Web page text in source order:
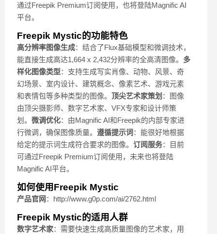
通过Freepik Premium订阅使用，也将登陆Magnific AI
平台。
Freepik Mystic的功能特色
高分辨率图像生成：结合了Flux基础模型和微调技术，
能直接生成高达1,664 x 2,432分辨率的全高清图像。 多
样化图像类型：支持生成写实肖像、动物、风景、奇
幻场景、室内设计、建筑概念、像素艺术、游戏元素
和表情包等多种类型的图像。 顶尖艺术家策划 ：图像
由顶尖摄影师、数字艺术家、VFX专家和设计师策
划。 微调优化：由Magnific AI和Freepik的内部专家进
行微调，确保图像质量。 遵循提示词 ：能很好地根据
给定的提示词生成符合要求的图像。 订阅服务：目前
可通过Freepik Premium订阅使用，未来也将登陆
Magnific AI平台。
如何使用Freepik Mystic
产品官网 ：http://www.g0p.com/ai/2762.html
Freepik Mystic的适用人群
数字艺术家：需要快速生成高质量图像的艺术家，用